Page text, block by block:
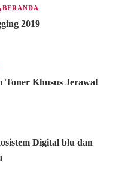
BERANDA
2019
Toner Khusus Jerawat
Digital blu dan